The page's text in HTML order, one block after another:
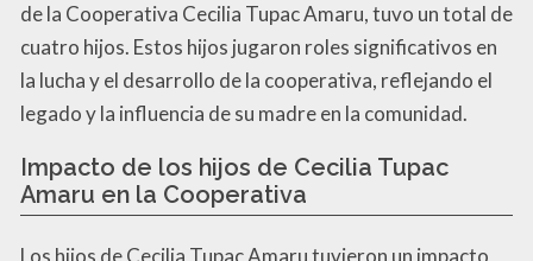
de la Cooperativa Cecilia Tupac Amaru, tuvo un total de
cuatro hijos. Estos hijos jugaron roles significativos en
la lucha y el desarrollo de la cooperativa, reflejando el
legado y la influencia de su madre en la comunidad.
Impacto de los hijos de Cecilia Tupac
Amaru en la Cooperativa
Los hijos de Cecilia Tupac Amaru tuvieron un impacto